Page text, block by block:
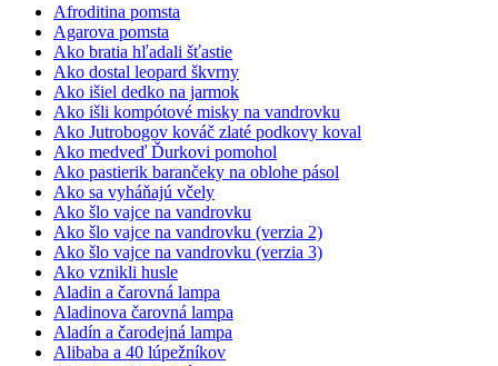
Afroditina pomsta
Agarova pomsta
Ako bratia hľadali šťastie
Ako dostal leopard škvrny
Ako išiel dedko na jarmok
Ako išli kompótové misky na vandrovku
Ako Jutrobogov kováč zlaté podkovy koval
Ako medveď Ďurkovi pomohol
Ako pastierik barančeky na oblohe pásol
Ako sa vyháňajú včely
Ako šlo vajce na vandrovku
Ako šlo vajce na vandrovku (verzia 2)
Ako šlo vajce na vandrovku (verzia 3)
Ako vznikli husle
Aladin a čarovná lampa
Aladinova čarovná lampa
Aladín a čarodejná lampa
Alibaba a 40 lúpežníkov